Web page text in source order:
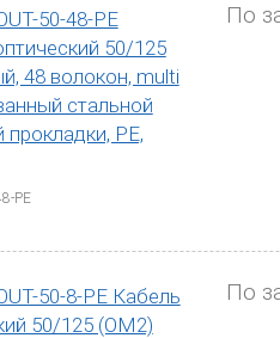
кабелей
кабелей могут быть
инфраструктурах.
Hyperline S2/
различных
шкафы и т. д.
устройствами.
50-48-PE
50/125
48 волокон, multi
стальной
PE,
PE
По
50-8-PE Кабель
50/125 (OM2)
По